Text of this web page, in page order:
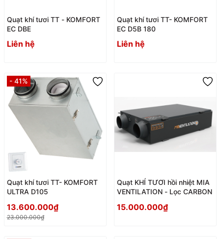
Quạt khí tươi TT - KOMFORT
EC DBE
Liên hệ
Quạt khí tươi TT- KOMFORT
EC D5B 180
Liên hệ
- 41%
Quạt khí tươi TT- KOMFORT
ULTRA D105
13.600.000₫
23.000.000₫
Quạt KHÍ TƯƠI hồi nhiệt MIA
VENTILATION - Lọc CARBON
15.000.000₫